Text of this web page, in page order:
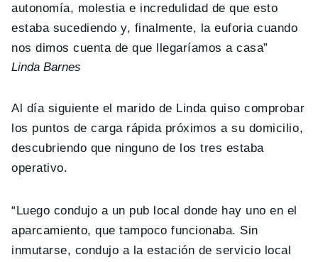
autonomía, molestia e incredulidad de que esto
estaba sucediendo y, finalmente, la euforia cuando
nos dimos cuenta de que llegaríamos a casa”
Linda Barnes
Al día siguiente el marido de Linda quiso comprobar
los puntos de carga rápida próximos a su domicilio,
descubriendo que ninguno de los tres estaba
operativo.
“Luego condujo a un pub local donde hay uno en el
aparcamiento, que tampoco funcionaba. Sin
inmutarse, condujo a la estación de servicio local